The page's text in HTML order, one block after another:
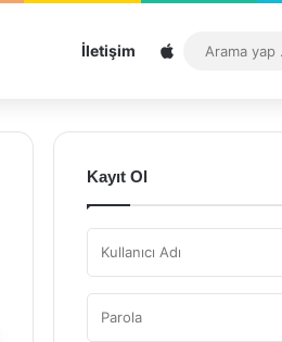
İletişim Sitemap
Kayıt Ol